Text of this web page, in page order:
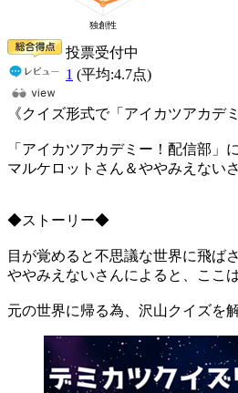
投票受付中
1 (平均:4.7点)
《クイズ形式で「アイカツアカデ
「アイカツアカデミー！配信部」
マルケロットさん＆ややみえない
◆ストーリー◆
目が覚めると不思議な世界に飛ば
ややみえないさんによると、ここ
元の世界に帰る為、沢山クイズを